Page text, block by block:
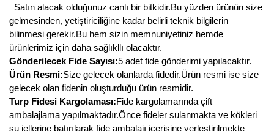
Satın alacak olduğunuz canlı bir bitkidir.Bu yüzden ürünün size
gelmesinden, yetiştiriciliğine kadar belirli teknik bilgilerin
bilinmesi gerekir.Bu hem sizin memnuniyetiniz hemde
ürünlerimiz için daha sağlıkllı olacaktır.
Gönderilecek Fide Sayısı:5 adet fide gönderimi yapılacaktır.
Ürün Resmi:Size gelecek olanlarda fidedir.Ürün resmi ise size
gelecek olan fidenin oluşturduğu ürün resmidir.
Turp Fidesi Kargolaması:Fide kargolamarında çift
ambalajlama yapılmaktadır.Önce fideler sulanmakta ve kökleri
su jellerine batırılarak fide ambalajı içerisine yerleştirilmekte